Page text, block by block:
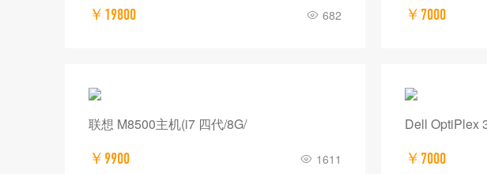
￥19800 682 ￥7000
联想 M8500主机(i7 四代/8G/
￥9900 1611
Dell OptiPlex
￥7000